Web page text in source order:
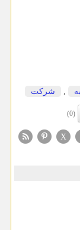
شركت
(0)
X